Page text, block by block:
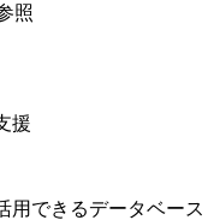
照
援
用できるデータベース